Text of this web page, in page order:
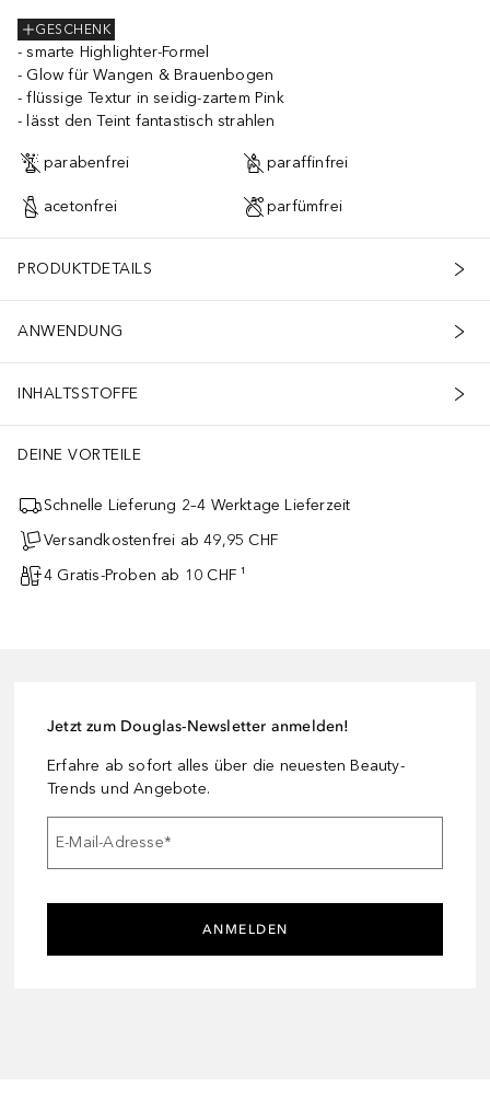
GESCHENK
smarte Highlighter-Formel
Glow für Wangen & Brauenbogen
flüssige Textur in seidig-zartem Pink
lässt den Teint fantastisch strahlen
parabenfrei paraffinfrei
acetonfrei parfümfrei
PRODUKTDETAILS
ANWENDUNG
INHALTSSTOFFE
DEINE VORTEILE
Schnelle Lieferung 2–4 Werktage Lieferzeit
Versandkostenfrei ab 49,95 CHF
4 Gratis-Proben ab 10 CHF ¹
Jetzt zum Douglas-Newsletter anmelden!
Erfahre ab sofort alles über die neuesten Beauty-
Trends und Angebote.
E-Mail-Adresse*
ANMELDEN